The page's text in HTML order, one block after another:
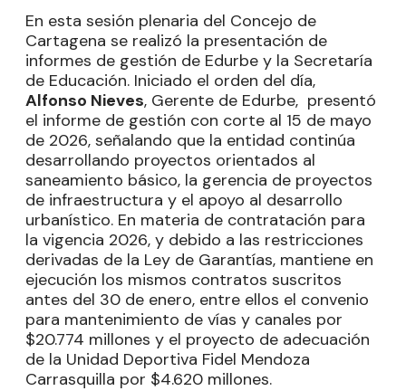
En esta sesión plenaria del Concejo de
Cartagena se realizó la presentación de
informes de gestión de Edurbe y la Secretaría
de Educación. Iniciado el orden del día,
Alfonso Nieves, Gerente de Edurbe, presentó
el informe de gestión con corte al 15 de mayo
de 2026, señalando que la entidad continúa
desarrollando proyectos orientados al
saneamiento básico, la gerencia de proyectos
de infraestructura y el apoyo al desarrollo
urbanístico. En materia de contratación para
la vigencia 2026, y debido a las restricciones
derivadas de la Ley de Garantías, mantiene en
ejecución los mismos contratos suscritos
antes del 30 de enero, entre ellos el convenio
para mantenimiento de vías y canales por
$20.774 millones y el proyecto de adecuación
de la Unidad Deportiva Fidel Mendoza
Carrasquilla por $4.620 millones.